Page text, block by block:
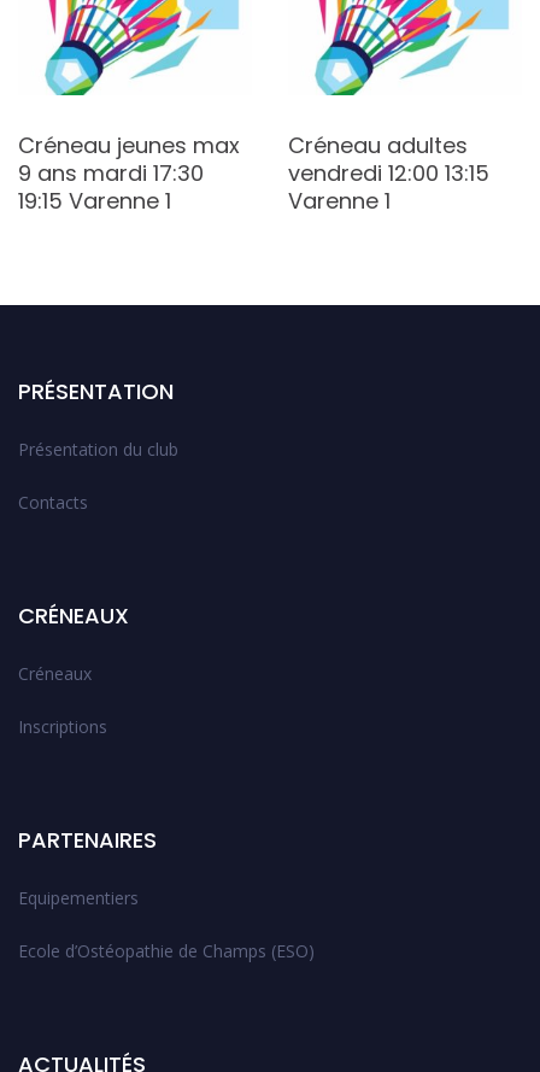
Créneau jeunes max
9 ans mardi 17:30
19:15 Varenne 1
Créneau adultes
vendredi 12:00 13:15
Varenne 1
PRÉSENTATION
Présentation du club
Contacts
CRÉNEAUX
Créneaux
Inscriptions
PARTENAIRES
Equipementiers
Ecole d’Ostéopathie de Champs (ESO)
ACTUALITÉS